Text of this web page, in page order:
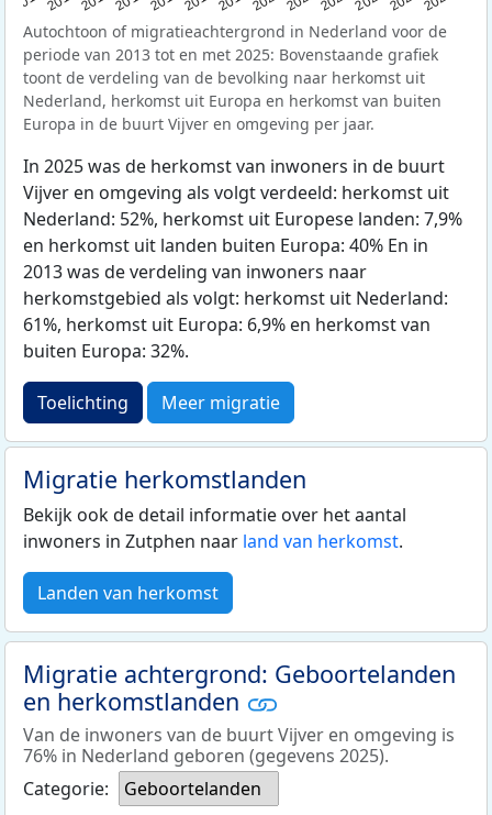
Autochtoon of migratieachtergrond in Nederland voor de
periode van 2013 tot en met 2025: Bovenstaande grafiek
toont de verdeling van de bevolking naar herkomst uit
Nederland, herkomst uit Europa en herkomst van buiten
Europa in de buurt Vijver en omgeving per jaar.
In 2025 was de herkomst van inwoners in de buurt
Vijver en omgeving als volgt verdeeld: herkomst uit
Nederland: 52%, herkomst uit Europese landen: 7,9%
en herkomst uit landen buiten Europa: 40% En in
2013 was de verdeling van inwoners naar
herkomstgebied als volgt: herkomst uit Nederland:
61%, herkomst uit Europa: 6,9% en herkomst van
buiten Europa: 32%.
Toelichting Meer migratie
Migratie herkomstlanden
Bekijk ook de detail informatie over het aantal
inwoners in Zutphen naar land van herkomst.
Landen van herkomst
Migratie achtergrond: Geboortelanden
en herkomstlanden
Van de inwoners van de buurt Vijver en omgeving is
76% in Nederland geboren (gegevens 2025).
Categorie:
Geboortelanden